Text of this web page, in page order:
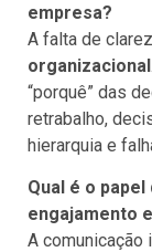
empresa?
A falta de
organizacional
“porquê” das
retrabalho,
hierarquia e
Qual é o
engajamento
A comunicação